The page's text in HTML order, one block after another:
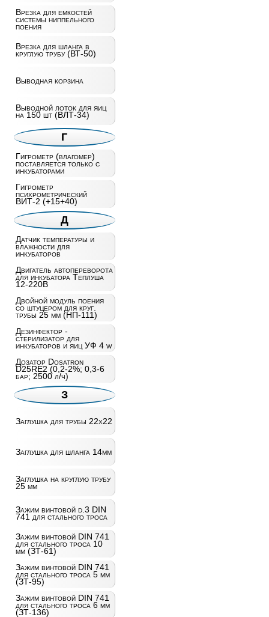
Врезка для емкостей
системы ниппельного
поения
Врезка для шланга в
круглую трубу (ВТ-50)
Выводная корзина
Выводной лоток для яиц
на 150 шт (ВЛТ-34)
Г
Гигрометр (влагомер)
поставляется только с
инкубаторами
Гигрометр
психрометрический
ВИТ-2 (+15+40)
Д
Датчик температуры и
влажности для
инкубаторов
Двигатель автопереворота
для инкубатора Теплуша
12-220В
Двойной модуль поения
со штуцером для круг.
трубы 25 мм (НП-111)
Дезинфектор -
стерилизатор для
инкубаторов и яиц УФ 4 w
Дозатор Dosatron
D25RE2 (0,2-2%; 0,3-6
бар; 2500 л/ч)
З
Заглушка для трубы 22х22
Заглушка для шланга 14мм
Заглушка на круглую трубу
25 мм
Зажим винтовой d.3 DIN
741 для стального троса
Зажим винтовой DIN 741
для стального троса 10
мм (ЗТ-61)
Зажим винтовой DIN 741
для стального троса 5 мм
(ЗТ-95)
Зажим винтовой DIN 741
для стального троса 6 мм
(ЗТ-136)